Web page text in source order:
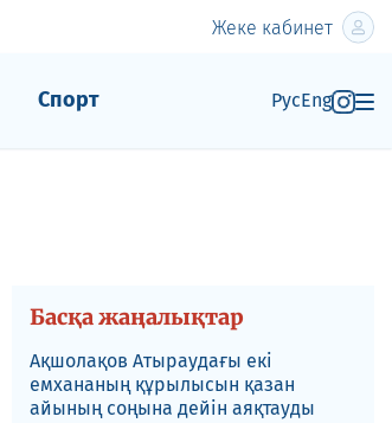
Жеке кабинет
Спорт РусEng
Басқа жаңалықтар
Ақшолақов Атыраудағы екі
емхананың құрылысын қазан
айының соңына дейін аяқтауды